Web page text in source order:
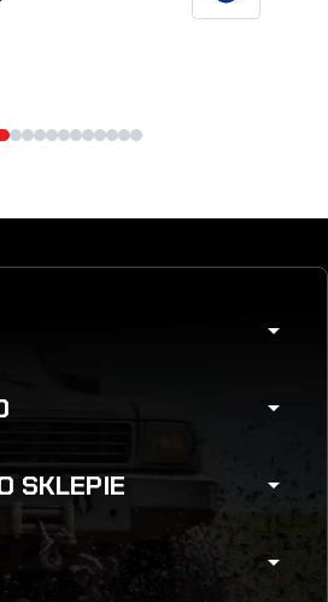
arrow_drop_down
arrow_drop_down
SKLEPIE arrow_drop_down
arrow_drop_down